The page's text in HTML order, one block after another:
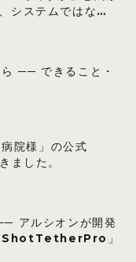
システムではな
── できること・
院様」の公式
した。
アルシオンが開発
ShotTetherPro」